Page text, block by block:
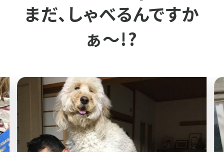
まだ、しゃべるんですか
ぁ〜!?